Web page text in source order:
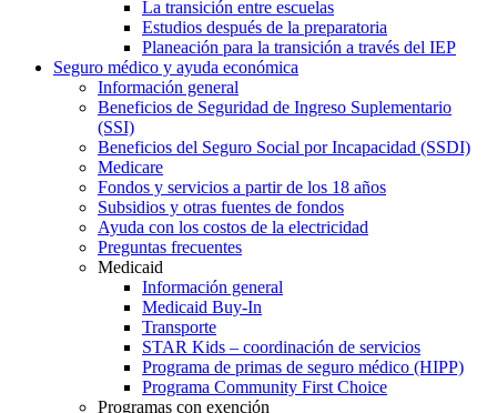
La transición entre escuelas
Estudios después de la preparatoria
Planeación para la transición a través del IEP
Seguro médico y ayuda económica
Información general
Beneficios de Seguridad de Ingreso Suplementario
(SSI)
Beneficios del Seguro Social por Incapacidad (SSDI)
Medicare
Fondos y servicios a partir de los 18 años
Subsidios y otras fuentes de fondos
Ayuda con los costos de la electricidad
Preguntas frecuentes
Medicaid
Información general
Medicaid Buy-In
Transporte
STAR Kids – coordinación de servicios
Programa de primas de seguro médico (HIPP)
Programa Community First Choice
Programas con exención